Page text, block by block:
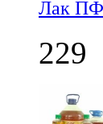
Лак
229